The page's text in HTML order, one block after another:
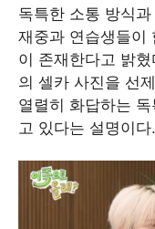
독특한 소통 방식
재중과 연습생들이
이 존재한다고 밝
의 셀카 사진을 선
열렬히 화답하는
고 있다는 설명이다.